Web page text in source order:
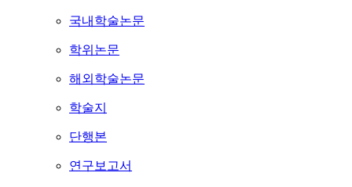
국내학술논문
학위논문
해외학술논문
학술지
단행본
연구보고서